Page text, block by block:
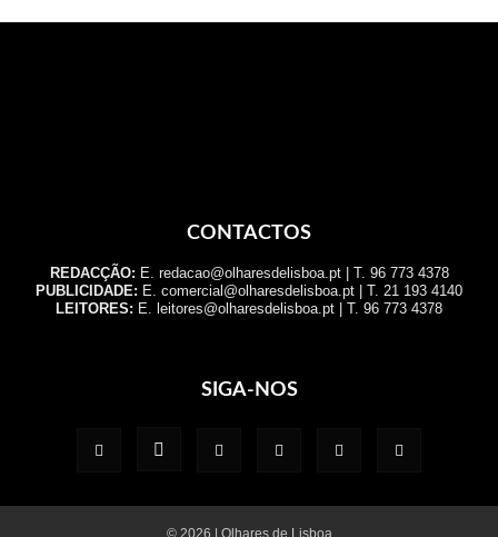
CONTACTOS
REDACÇÃO: E. redacao@olharesdelisboa.pt | T. 96 773 4378
PUBLICIDADE: E. comercial@olharesdelisboa.pt | T. 21 193 4140
LEITORES: E. leitores@olharesdelisboa.pt | T. 96 773 4378
SIGA-NOS
© 2026 | Olhares de Lisboa